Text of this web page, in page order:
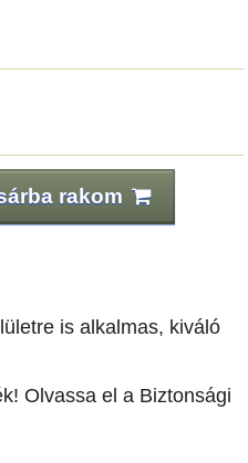
rakom
is alkalmas, kiváló
Olvassa el a Biztonsági